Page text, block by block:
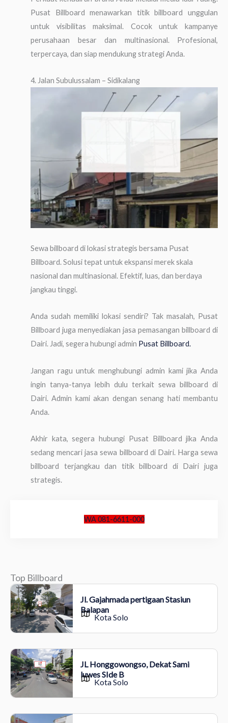
Pusat Billboard menawarkan titik billboard unggulan
untuk visibilitas maksimal. Cocok untuk kampanye
perusahaan besar dan multinasional. Profesional,
terpercaya, dan siap mendukung strategi Anda.
4. Jalan Subulussalam – Sidikalang
Sewa billboard di lokasi strategis bersama Pusat
Billboard. Solusi tepat untuk ekspansi merek skala
nasional dan multinasional. Efektif, luas, dan berdaya
jangkau tinggi.
Anda sudah memiliki lokasi sendiri? Tak masalah, Pusat
Billboard juga menyediakan jasa pemasangan billboard di
Dairi. Jadi, segera hubungi admin Pusat Billboard.
Jangan ragu untuk menghubungi admin kami jika Anda
ingin tanya-tanya lebih dulu terkait sewa billboard di
Dairi. Admin kami akan dengan senang hati membantu
Anda.
Akhir kata, segera hubungi Pusat Billboard jika Anda
sedang mencari jasa sewa billboard di Dairi. Harga sewa
billboard terjangkau dan titik billboard di Dairi juga
strategis.
WA 081-6611-000
Top Billboard
Jl. Gajahmada pertigaan Stasiun
Balapan
Kota Solo
JL Honggowongso, Dekat Sami
luwes SIde B
Kota Solo